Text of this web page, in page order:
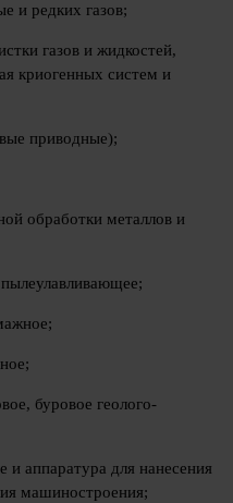
и редких газов;
газов и жидкостей,
криогенных систем и
приводные);
обработки металлов и
буровое геолого-
и аппаратура для нанесения
машиностроения;